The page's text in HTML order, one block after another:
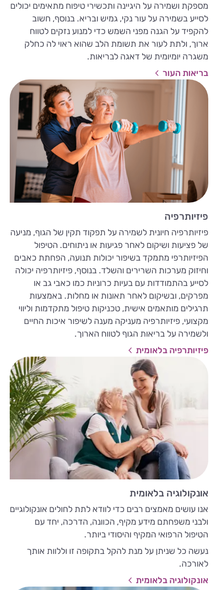
מספקת ושמירה על היגיינה ותכשירי טיפוח מתאימים יכולים
לסייע בשמירה על עור נקי, גמיש ובריא. בנוסף, חשוב
להקפיד על הגנה מפני השמש כדי למנוע נזקים לטווח
ארוך, ולתת לעור את תשומת הלב שהוא ראוי לה כחלק
משגרה יומיומית של דאגה לבריאות.
בריאות העור
פיזיותרפיה
פיזיותרפיה חיונית לשמירה על תפקוד תקין של הגוף, מניעה
של פציעות ושיקום לאחר פגיעות או ניתוחים. הטיפול
הפיזיותרפי מתמקד בשיפור יכולות תנועה, הפחתת כאבים
וחיזוק מערכות השרירים והשלד. בנוסף, פיזיותרפיה יכולה
לסייע בהתמודדות עם בעיות כרוניות כמו כאבי גב או
מפרקים, ובשיקום לאחר תאונות או מחלות. באמצעות
תרגילים מותאמים אישית, טכניקות טיפול מתקדמות וליווי
מקצועי, פיזיותרפיה מעניקה מענה לשיפור איכות החיים
ולשמירה על בריאות הגוף לטווח הארוך.
פיזיותרפיה בלאומית
אונקולוגיה בלאומית
אנו עושים מאמצים רבים כדי לוודא לתת לחולים אונקולוגיים
ולבני משפחתם מידע מקיף, הכוונה, הדרכה, יחד עם
הטיפול הרפואי המקיף והיסודי ביותר.
נעשה כל שניתן על מנת להקל בתקופה זו וללוות אותך
לאורכה.
אונקולוגיה בלאומית